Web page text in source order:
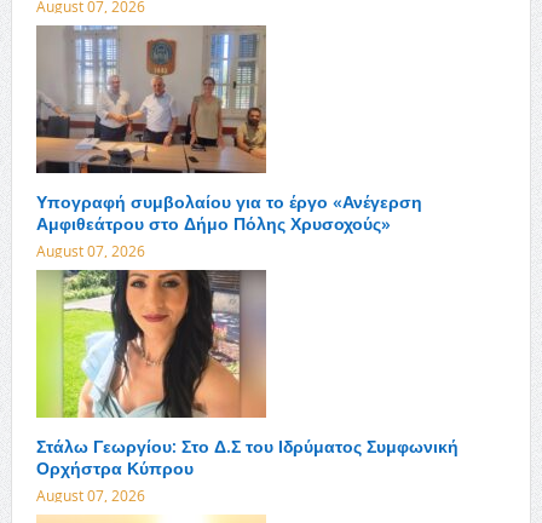
August 07, 2026
Υπογραφή συμβολαίου για το έργο «Ανέγερση
Αμφιθεάτρου στο Δήμο Πόλης Χρυσοχούς»
August 07, 2026
Στάλω Γεωργίου: Στο Δ.Σ του Ιδρύματος Συμφωνική
Ορχήστρα Κύπρου
August 07, 2026